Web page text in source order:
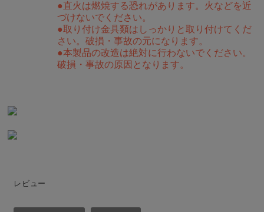
●直火は燃焼する恐れがあります。火などを近
づけないでください。
●取り付け金具類はしっかりと取り付けてくだ
さい。破損・事故の元になります。
●本製品の改造は絶対に行わないでください。
破損・事故の原因となります。
レビュー